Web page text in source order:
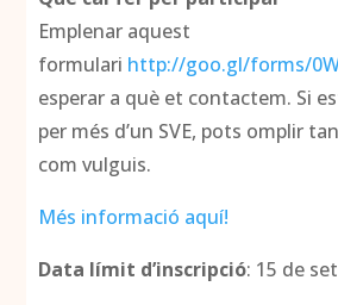
Emplenar aquest
formulari http://goo.gl/forms/
esperar a què et contactem. Si
per més d’un SVE, pots omplir
com vulguis.
Més informació aquí!
Data límit d’inscripció: 15 de